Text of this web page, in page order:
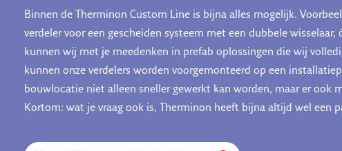
Binnen de Therminon Custom Line is bijna alles mogelijk.
verdeler voor een gescheiden systeem met een dubbele
kunnen wij met je meedenken in prefab oplossingen die wij
kunnen onze verdelers worden voorgemonteerd op een
bouwlocatie niet alleen sneller gewerkt kan worden, maar er ook
Kortom: wat je vraag ook is, Therminon heeft bijna altijd wel een